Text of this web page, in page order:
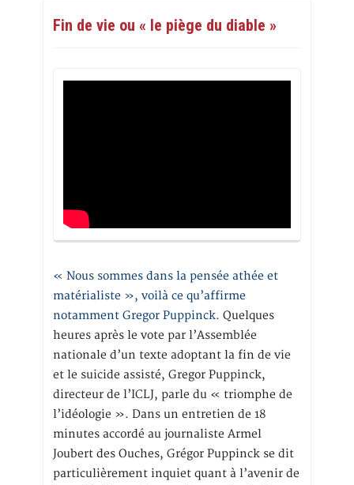
Fin de vie ou « le piège du diable »
« Nous sommes dans la pensée athée et
matérialiste », voilà ce qu’affirme
notamment Gregor Puppinck. Quelques
heures après le vote par l’Assemblée
nationale d’un texte adoptant la fin de vie
et le suicide assisté, Gregor Puppinck,
directeur de l’ICLJ, parle du « triomphe de
l’idéologie ». Dans un entretien de 18
minutes accordé au journaliste Armel
Joubert des Ouches, Grégor Puppinck se dit
particulièrement inquiet quant à l’avenir de